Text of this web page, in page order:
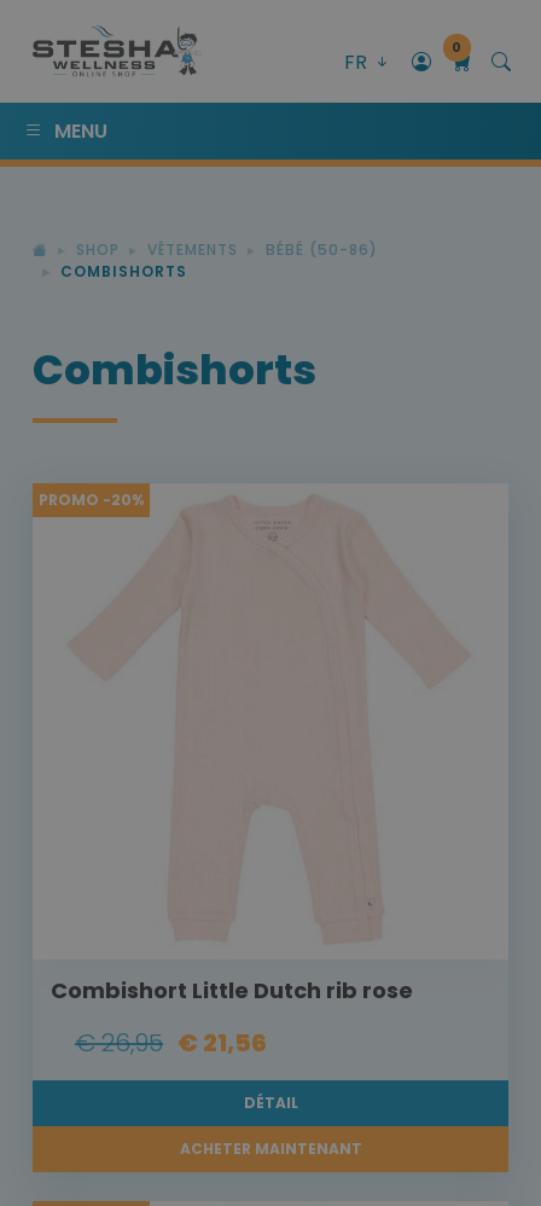
FR
0
MENU
SHOP VÊTEMENTS
BÉBÉ (50-86)
COMBISHORTS
Combishorts
PROMO -20%
Combishort Little Dutch rib rose
€ 26,95 € 21,56
DÉTAIL
ACHETER MAINTENANT